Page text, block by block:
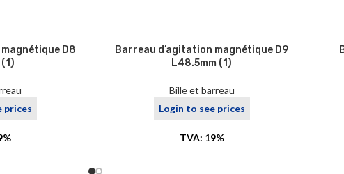
D8
prices
Barreau d’agitation magnétique D9
L48.5mm (1)
Bille et barreau
Login to see prices
TVA: 19%